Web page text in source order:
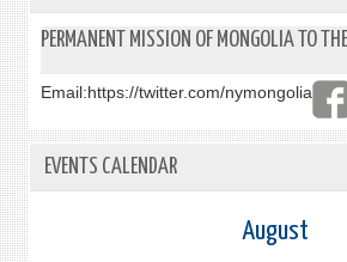
PERMANENT MISSION OF MONGOLIA TO
Email:https://twitter.com/nymongolia
EVENTS CALENDAR
August